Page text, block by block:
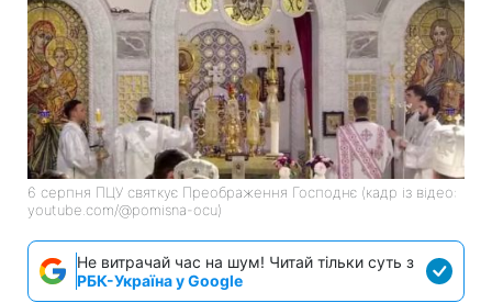
6 серпня ПЦУ святкує Преображення Господнє (кадр із відео:
youtube.com/@pomisna-ocu)
Не витрачай час на шум! Читай тільки суть з
РБК-Україна у Google